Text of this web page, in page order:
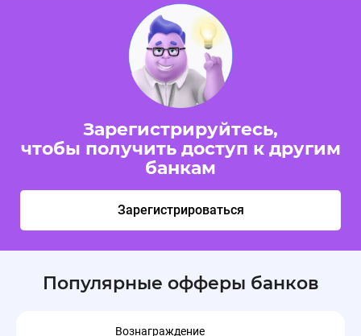
Зарегистрируйтесь,
чтобы получить доступ к другим
банкам
Зарегистрироваться
Популярные офферы банков
Вознаграждение